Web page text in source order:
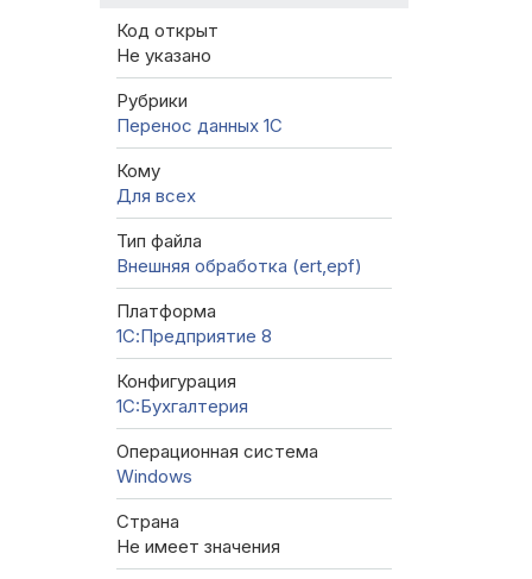
Код открыт
Не указано
Рубрики
Перенос данных 1C
Кому
Для всех
Тип файла
Внешняя обработка (ert,epf)
Платформа
1С:Предприятие 8
Конфигурация
1C:Бухгалтерия
Операционная система
Windows
Страна
Не имеет значения